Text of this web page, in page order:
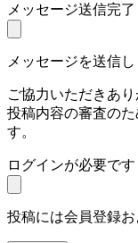
メッセージ送信完了
メッセージを送信し
ご協力いただきあ
投稿内容の審査の
す。
ログインが必要です
投稿には会員登録